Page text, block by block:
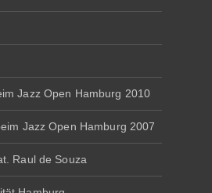
Jazz Open Hamburg 2010
Jazz Open Hamburg 2007
Raul de Souza